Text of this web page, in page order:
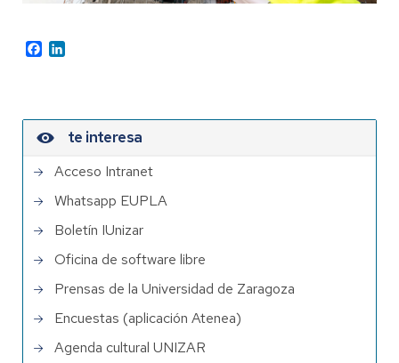
Facebook
te interesa
Acceso Intranet
Whatsapp EUPLA
Boletín IUnizar
Oficina de software libre
Prensas de la Universidad de Zaragoza
Encuestas (aplicación Atenea)
Agenda cultural UNIZAR